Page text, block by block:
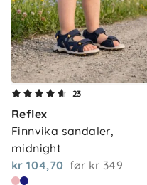
23
Reflex
Finnvika sandaler,
midnight
kr 104,70 før kr 349
Om oss
Våre butikker
Vårt samfunnsansvar
Jobbe i Barnas Hus
Kontakt oss
Frakt og levering
Retur og reklamasjon
Salgsbetingelser